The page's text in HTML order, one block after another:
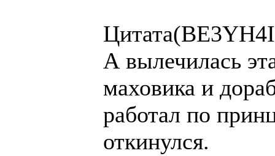
А вылечилась
маховика и
работал по
откинулся.